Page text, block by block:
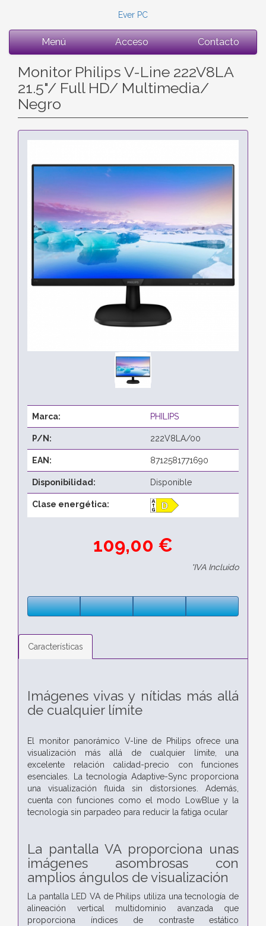
Ever PC
Menú Acceso Contacto
Monitor Philips V-Line 222V8LA
21.5"/ Full HD/ Multimedia/
Negro
Marca: PHILIPS
P/N: 222V8LA/00
EAN: 8712581771690
Disponibilidad: Disponible
Clase energética:
109,00 €
*IVA Incluido
Características
Imágenes vivas y nítidas más allá
de cualquier límite
El monitor panorámico V-line de Philips ofrece una
visualización más allá de cualquier límite, una
excelente relación calidad-precio con funciones
esenciales. La tecnología Adaptive-Sync proporciona
una visualización fluida sin distorsiones. Además,
cuenta con funciones como el modo LowBlue y la
tecnología sin parpadeo para reducir la fatiga ocular
La pantalla VA proporciona unas
imágenes asombrosas con
amplios ángulos de visualización
La pantalla LED VA de Philips utiliza una tecnología de
alineación vertical multidominio avanzada que
proporciona índices de contraste estático